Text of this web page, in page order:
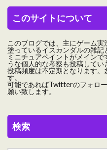
このサイトについて
このブログでは、主にゲーム
塗っているイスカンダルの雑記
ミニチュアペイントがメイン
うな個人的な考察も投稿してい
投稿頻度は不定期となります。
す。
可能であればTwitterのフォロ
願い致します。
検索